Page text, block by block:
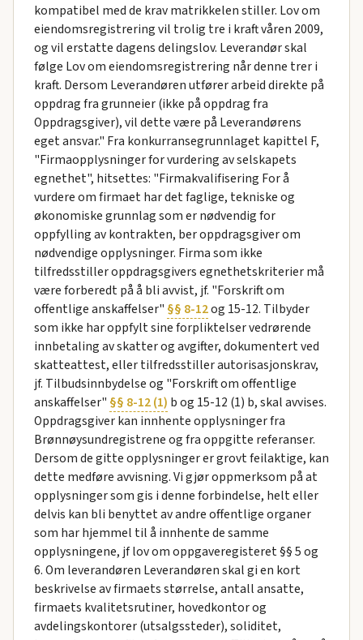
kompatibel med de krav matrikkelen stiller. Lov om
eiendomsregistrering vil trolig tre i kraft våren 2009,
og vil erstatte dagens delingslov. Leverandør skal
følge Lov om eiendomsregistrering når denne trer i
kraft. Dersom Leverandøren utfører arbeid direkte på
oppdrag fra grunneier (ikke på oppdrag fra
Oppdragsgiver), vil dette være på Leverandørens
eget ansvar." Fra konkurransegrunnlaget kapittel F,
"Firmaopplysninger for vurdering av selskapets
egnethet", hitsettes: "Firmakvalifisering For å
vurdere om firmaet har det faglige, tekniske og
økonomiske grunnlag som er nødvendig for
oppfylling av kontrakten, ber oppdragsgiver om
nødvendige opplysninger. Firma som ikke
tilfredsstiller oppdragsgivers egnethetskriterier må
være forberedt på å bli avvist, jf. "Forskrift om
offentlige anskaffelser" §§ 8-12og 15-12. Tilbyder
som ikke har oppfylt sine forpliktelser vedrørende
innbetaling av skatter og avgifter, dokumentert ved
skatteattest, eller tilfredsstiller autorisasjonskrav,
jf. Tilbudsinnbydelse og "Forskrift om offentlige
anskaffelser" §§ 8-12 (1) b og 15-12 (1) b, skal avvises.
Oppdragsgiver kan innhente opplysninger fra
Brønnøysundregistrene og fra oppgitte referanser.
Dersom de gitte opplysninger er grovt feilaktige, kan
dette medføre avvisning. Vi gjør oppmerksom på at
opplysninger som gis i denne forbindelse, helt eller
delvis kan bli benyttet av andre offentlige organer
som har hjemmel til å innhente de samme
opplysningene, jf lov om oppgaveregisteret §§ 5 og
6. Om leverandøren Leverandøren skal gi en kort
beskrivelse av firmaets størrelse, antall ansatte,
firmaets kvalitetsrutiner, hovedkontor og
avdelingskontorer (utsalgssteder), soliditet,